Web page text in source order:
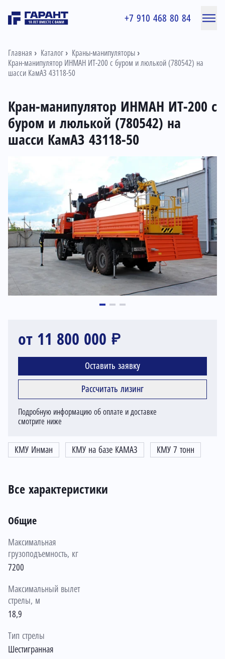
+7 910 468 80 84
Главная Каталог
Краны-манипуляторы
Кран-манипулятор ИНМАН ИТ-200 с буром и люлькой (780542) на
шасси КамАЗ 43118-50
Кран-манипулятор ИНМАН ИТ-200 с
буром и люлькой (780542) на
шасси КамАЗ 43118-50
КМУ Инман КМУ на базе КАМАЗ КМУ 7 тонн
от 11 800 000 ₽
Оставить заявку
Рассчитать лизинг
Подробную информацию об оплате и доставке
смотрите ниже
Все характеристики
Общие
Максимальная
грузоподъемность, кг
7200
Максимальный вылет
стрелы, м
18,9
Тип стрелы
Шестигранная